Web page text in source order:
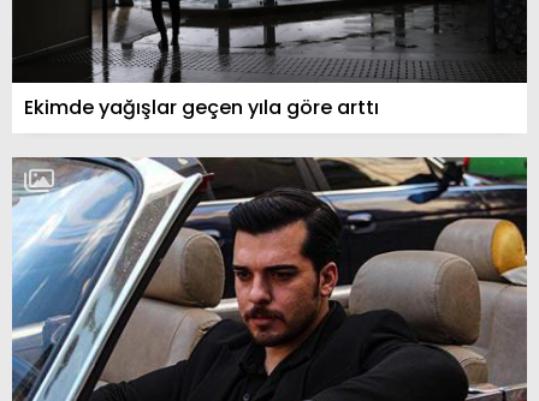
Ekimde yağışlar geçen yıla göre arttı